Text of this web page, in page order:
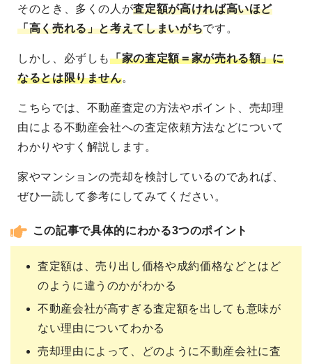
そのとき、多くの人が査定額が高ければ高いほど
「高く売れる」と考えてしまいがちです。
しかし、必ずしも「家の査定額＝家が売れる額」に
なるとは限りません。
こちらでは、不動産査定の方法やポイント、売却理
由による不動産会社への査定依頼方法などについて
わかりやすく解説します。
家やマンションの売却を検討しているのであれば、
ぜひ一読して参考にしてみてください。
この記事で具体的にわかる3つのポイント
査定額は、売り出し価格や成約価格などとはど
のように違うのかがわかる
不動産会社が高すぎる査定額を出しても意味が
ない理由についてわかる
売却理由によって、どのように不動産会社に査